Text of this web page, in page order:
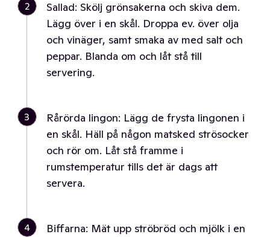
2
Sallad: Skölj grönsakerna och skiva dem.
Lägg över i en skål. Droppa ev. över olja
och vinäger, samt smaka av med salt och
peppar. Blanda om och låt stå till
servering.
3
Rårörda lingon: Lägg de frysta lingonen i
en skål. Häll på någon matsked strösocker
och rör om. Låt stå framme i
rumstemperatur tills det är dags att
servera.
4
Biffarna: Mät upp ströbröd och mjölk i en